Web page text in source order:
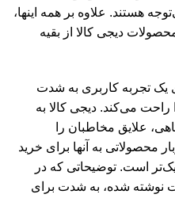
هستند. علاوه بر همه اینها،
دیجی کالا از بقیه
یک تجربه کاربری به شدت
می‌کند. دیجی کالا به
علایق مخاطبان را
محصولاتی به آنها برای خرید
است. توضیحاتی که در
نوشته شده، به شدت برای